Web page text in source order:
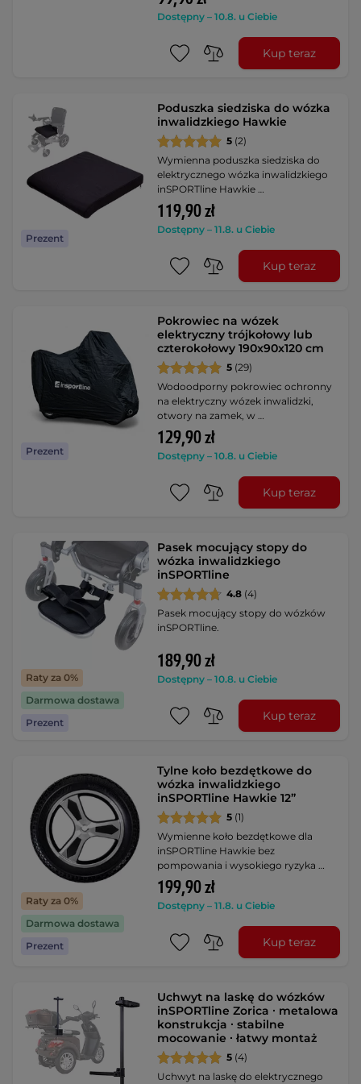
Dostępny – 10.8. u Ciebie
Kup teraz
Prezent
Poduszka siedziska do wózka
inwalidzkiego Hawkie
5 (2)
Wymienna poduszka siedziska do
elektrycznego wózka inwalidzkiego
inSPORTline Hawkie …
119,90 zł
Dostępny – 11.8. u Ciebie
Kup teraz
Prezent
Pokrowiec na wózek
elektryczny trójkołowy lub
czterokołowy 190x90x120 cm
5 (29)
Wodoodporny pokrowiec ochronny
na elektryczny wózek inwalidzki,
otwory na zamek, w …
129,90 zł
Dostępny – 10.8. u Ciebie
Kup teraz
Raty za 0%
Darmowa dostawa
Prezent
Pasek mocujący stopy do
wózka inwalidzkiego
inSPORTline
4.8 (4)
Pasek mocujący stopy do wózków
inSPORTline.
189,90 zł
Dostępny – 10.8. u Ciebie
Kup teraz
Raty za 0%
Darmowa dostawa
Prezent
Tylne koło bezdętkowe do
wózka inwalidzkiego
inSPORTline Hawkie 12”
5 (1)
Wymienne koło bezdętkowe dla
inSPORTline Hawkie bez
pompowania i wysokiego ryzyka …
199,90 zł
Dostępny – 11.8. u Ciebie
Kup teraz
Uchwyt na laskę do wózków
inSPORTline Zorica ∙ metalowa
konstrukcja ∙ stabilne
mocowanie ∙ łatwy montaż
5 (4)
Uchwyt na laskę do elektrycznego